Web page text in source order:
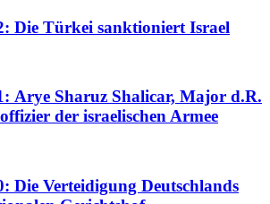
Die Türkei sanktioniert Israel
Arye Sharuz Shalicar, Major d.R.
der israelischen Armee
Die Verteidigung Deutschlands